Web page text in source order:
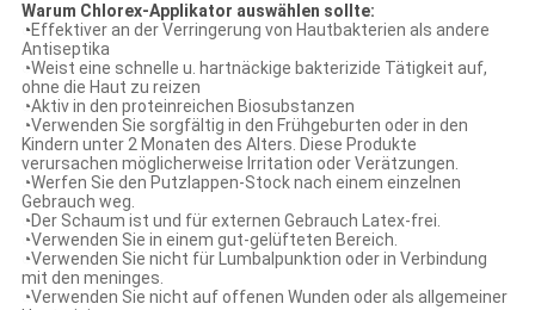
Warum Chlorex-Applikator auswählen sollte:
◔Effektiver an der Verringerung von Hautbakterien als andere
Antiseptika
◔Weist eine schnelle u. hartnäckige bakterizide Tätigkeit auf,
ohne die Haut zu reizen
◔Aktiv in den proteinreichen Biosubstanzen
◔Verwenden Sie sorgfältig in den Frühgeburten oder in den
Kindern unter 2 Monaten des Alters. Diese Produkte
verursachen möglicherweise Irritation oder Verätzungen.
◔Werfen Sie den Putzlappen-Stock nach einem einzelnen
Gebrauch weg.
◔Der Schaum ist und für externen Gebrauch Latex-frei.
◔Verwenden Sie in einem gut-gelüfteten Bereich.
◔Verwenden Sie nicht für Lumbalpunktion oder in Verbindung
mit den meninges.
◔Verwenden Sie nicht auf offenen Wunden oder als allgemeiner